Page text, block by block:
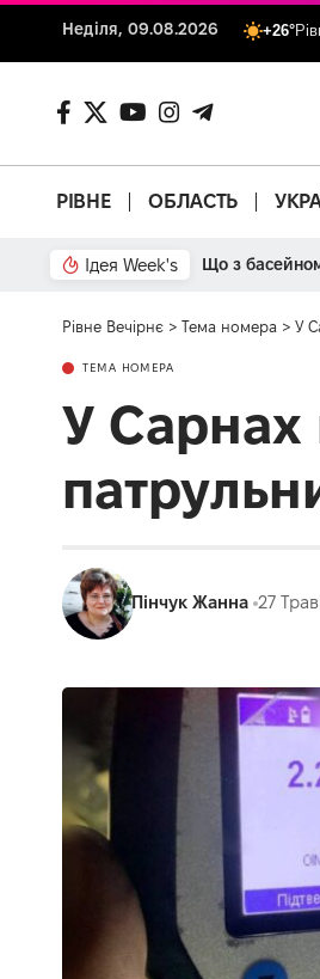
Неділя, 09.08.2026 +26°
РІВНЕ ОБЛАСТЬ
Ідея Week's Що з
Рівне Вечірнє > Тема номера > У
ТЕМА НОМЕРА
У Сарнах
Пінчук Жанна 27